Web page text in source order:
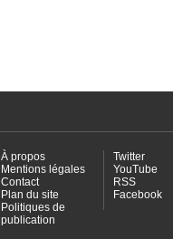
À propos
Mentions légales
Contact
Plan du site
Politiques de
publication
Twitter
YouTube
RSS
Facebook